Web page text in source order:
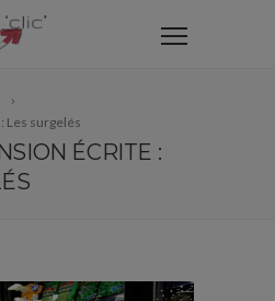
Les surgelés
ÉCRITE :